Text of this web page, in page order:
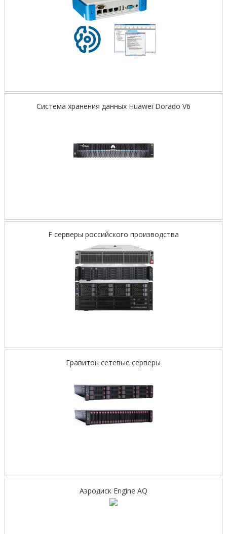
Система хранения данных Huawei Dorado V6
F серверы российского производства
Гравитон сетевые серверы
Аэродиск Engine AQ